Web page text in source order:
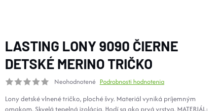
TOPÁNKY a PONOŽKY
CYKLISTIKA
LASTING LONY 9090 ČIERNE
DETSKÉ MERINO TRIČKO
Neohodnotené Podrobnosti hodnotenia
Lony detské vlnené tričko, ploché švy. Materiál vyniká príjemným
omakom. Skvelá tepelná izolácia. Hodí sa ako prvá vrstva. MATERIÁL: